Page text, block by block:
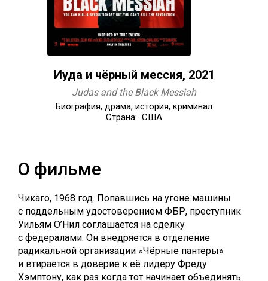
Иуда и чёрный мессия, 2021
Judas and the Black Messiah
Биография, драма, история, криминал
Страна: США
О фильме
Чикаго, 1968 год. Попавшись на угоне машины
с поддельным удостоверением ФБР, преступник
Уильям О’Нил соглашается на сделку
с федералами. Он внедряется в отделение
радикальной организации «Чёрные пантеры»
и втирается в доверие к её лидеру Фреду
Хэмптону, как раз когда тот начинает объединять